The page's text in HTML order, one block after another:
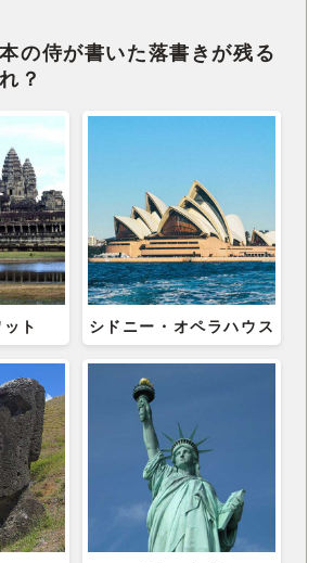
の侍が書いた落書きが残る
？
ト シドニー・オペラハウス